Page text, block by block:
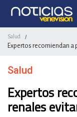
Salud /
Expertos recomiendan a
Salud
Expertos
renales